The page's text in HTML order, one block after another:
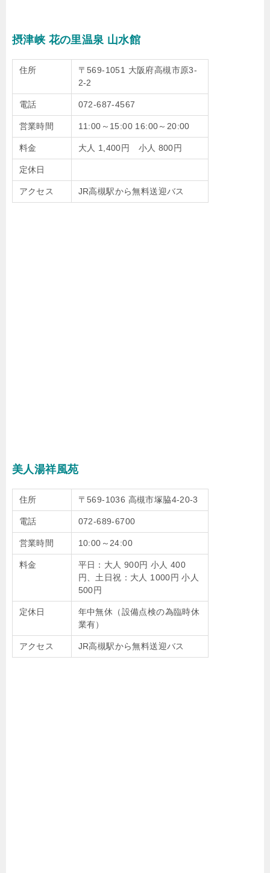
摂津峡 花の里温泉 山水館
住所
〒569-1051 大阪府高槻市原3-
2-2
電話 072-687-4567
営業時間 11:00～15:00 16:00～20:00
料金 大人 1,400円 小人 800円
定休日
アクセス JR高槻駅から無料送迎バス
美人湯祥風苑
住所 〒569-1036 高槻市塚脇4-20-3
電話 072-689-6700
営業時間 10:00～24:00
料金
平日：大人 900円 小人 400
円、土日祝：大人 1000円 小人
500円
定休日
年中無休（設備点検の為臨時休
業有）
アクセス JR高槻駅から無料送迎バス